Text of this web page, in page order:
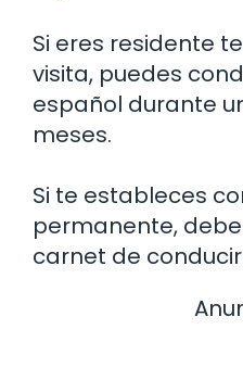
Si eres residente
visita, puedes
español durante
meses.
Si te estableces
permanente,
carnet de